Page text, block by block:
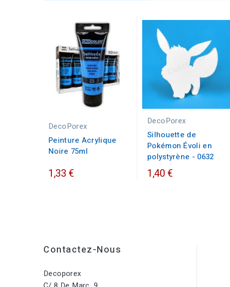
DecoPorex
Peinture Acrylique
Noire 75ml
1,33 €
DecoPorex
Silhouette de
Pokémon Évoli en
polystyrène - 0632
1,40 €
Contactez-Nous
Decoporex